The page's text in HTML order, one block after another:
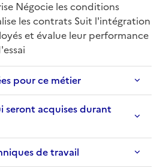
Négocie les conditions
les contrats Suit l'intégration
et évalue leur performance
pour ce métier
seront acquises durant
de travail